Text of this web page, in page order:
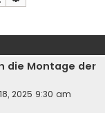
die Montage der
2025 9:30 am